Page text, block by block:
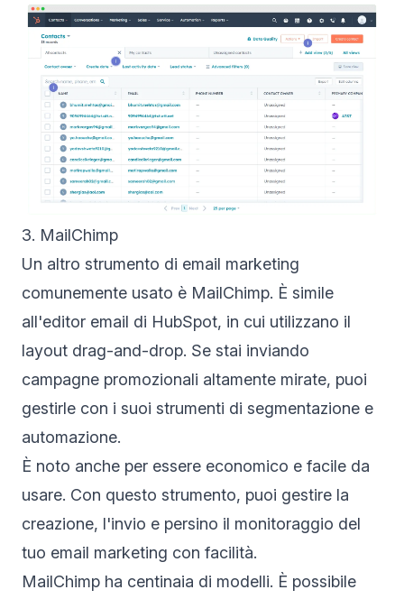
3. MailChimp
Un altro strumento di email marketing
comunemente usato è MailChimp. È simile
all'editor email di HubSpot, in cui utilizzano il
layout drag-and-drop. Se stai inviando
campagne promozionali altamente mirate, puoi
gestirle con i suoi strumenti di segmentazione e
automazione.
È noto anche per essere economico e facile da
usare. Con questo strumento, puoi gestire la
creazione, l'invio e persino il monitoraggio del
tuo email marketing con facilità.
MailChimp ha centinaia di modelli. È possibile